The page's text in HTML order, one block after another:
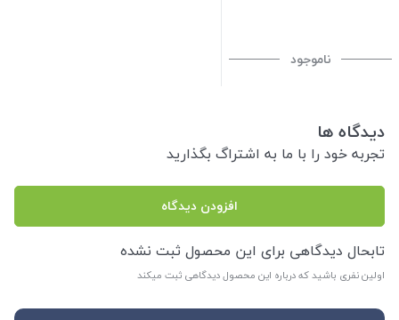
ناموجود
دیدگاه ها
تجربه خود را با ما به اشتراگ بگذارید
افزودن دیدگاه
تابحال دیدگاهی برای این محصول ثبت نشده
اولین نفری باشید که درباره این محصول دیدگاهی ثبت میکند